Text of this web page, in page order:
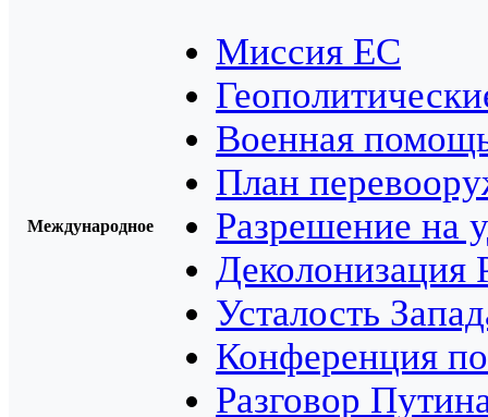
Международное
Миссия ЕС
Военная
План
Разрешение на
Деколонизация
Усталость
Конференция
Разговор